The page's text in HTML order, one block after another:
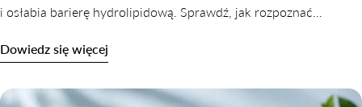
i osłabia barierę hydrolipidową. Sprawdź, jak rozpoznać
Dowiedz się więcej